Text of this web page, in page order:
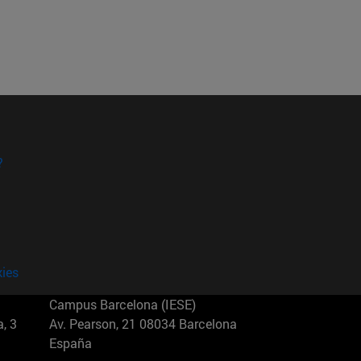
3
Campus Barcelona (IESE)
Av. Pearson, 21 08034 Barcelona
España